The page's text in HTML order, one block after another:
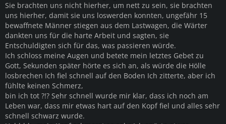
Sie brachten uns nicht hierher, um nett zu sein, sie brachten
uns hierher, damit sie uns loswerden konnten, ungefähr 15
bewaffnete Männer stiegen aus dem Lastwagen, die Wärter
dankten uns für die harte Arbeit und sagten, sie
Entschuldigten sich für das, was passieren würde.
Ich schloss meine Augen und betete mein letztes Gebet zu
Gott, Sekunden später hörte es sich an, als würde die Hölle
losbrechen Ich fiel schnell auf den Boden Ich zitterte, aber ich
fühlte keinen Schmerz,
bin ich tot ?!? Sehr schnell wurde mir klar, dass ich noch am
Leben war, dass mir etwas hart auf den Kopf fiel und alles sehr
schnell schwarz wurde.